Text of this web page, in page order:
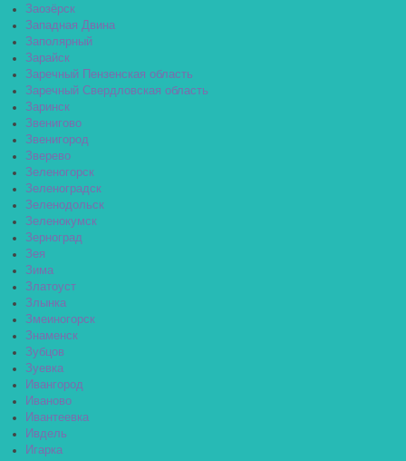
Заозёрск
Западная Двина
Заполярный
Зарайск
Заречный Пензенская область
Заречный Свердловская область
Заринск
Звенигово
Звенигород
Зверево
Зеленогорск
Зеленоградск
Зеленодольск
Зеленокумск
Зерноград
Зея
Зима
Златоуст
Злынка
Змеиногорск
Знаменск
Зубцов
Зуевка
Ивангород
Иваново
Ивантеевка
Ивдель
Игарка